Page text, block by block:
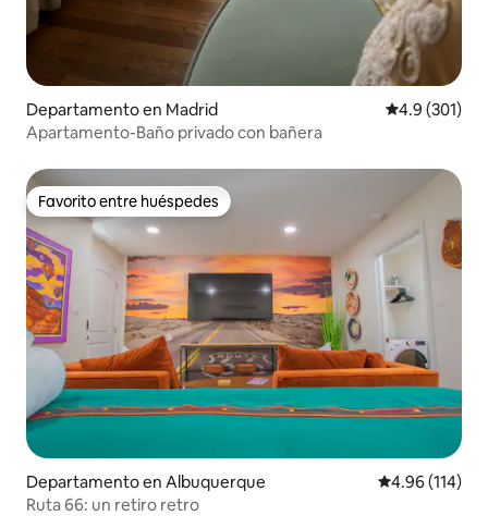
Departamento en Madrid Calificación
4.9 (301)
Apartamento-Baño privado con bañera
Favorito entre huéspedes
Favorito entre huéspedes
Departamento en Albuquerque Calificación
4.96 (114)
Ruta 66: un retiro retro